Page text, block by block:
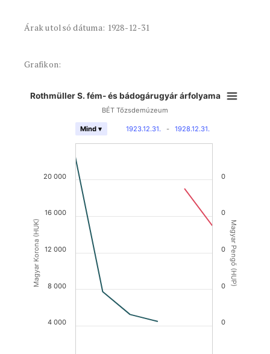
Árak utolsó dátuma: 1928-12-31
Grafikon:
Magyar Korona (HUK) Magyar Pengő (HUP)
Rothmüller S. fém- és bádogárugyár árfolyama
BÉT Tőzsdemúzeum
1923.12.31. - 1928.12.31.
Mind ▾
4 000
8 000
12 000
16 000
20 000
0
0
0
0
0